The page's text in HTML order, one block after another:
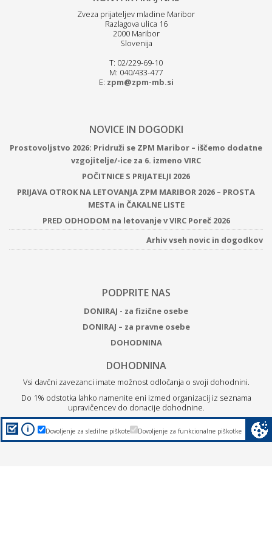
Zveza prijateljev mladine Maribor
Razlagova ulica 16
2000 Maribor
Slovenija
T: 02/229-69-10
M: 040/433-477
E: zpm@zpm-mb.si
NOVICE IN DOGODKI
Prostovoljstvo 2026: Pridruži se ZPM Maribor – iščemo dodatne
vzgojitelje/-ice za 6. izmeno VIRC
POČITNICE S PRIJATELJI 2026
PRIJAVA OTROK NA LETOVANJA ZPM MARIBOR 2026 – PROSTA
MESTA in ČAKALNE LISTE
PRED ODHODOM na letovanje v VIRC Poreč 2026
Arhiv vseh novic in dogodkov
PODPRITE NAS
DONIRAJ - za fizične osebe
DONIRAJ – za pravne osebe
DOHODNINA
DOHODNINA
Vsi davčni zavezanci imate možnost odločanja o svoji dohodnini.
Do 1% odstotka lahko namenite eni izmed organizacij iz seznama
upravičencev do donacije dohodnine.
Z donacijo ZPM Maribor boste podprli brezplačne programe
za otroke, mlade in družine.
Dovoljenje za funkcionalne piškotke
Dovoljenje za sledilne piškote
i